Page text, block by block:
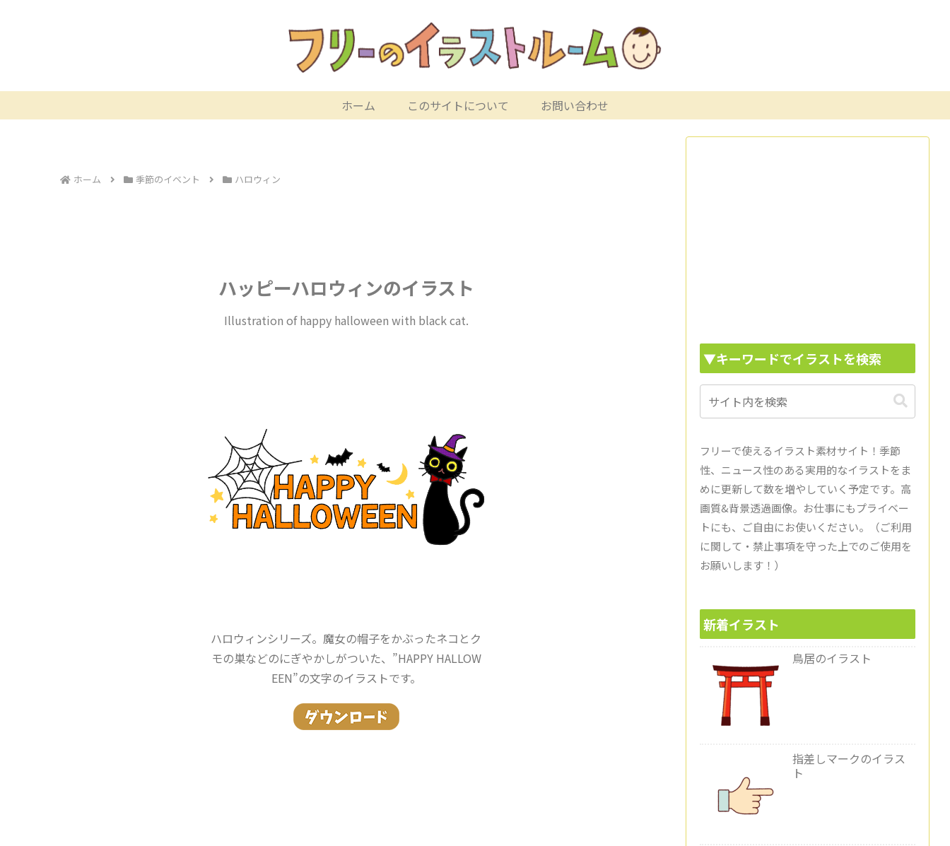
ホーム このサイトについて お問い合わせ
ホーム 季節のイベント ハロウィン
ハッピーハロウィンのイラスト
Illustration of happy halloween with black cat.
ハロウィンシリーズ。魔女の帽子をかぶったネコとク
モの巣などのにぎやかしがついた、”HAPPY HALLOW
EEN”の文字のイラストです。
▼キーワードでイラストを検索
フリーで使えるイラスト素材サイト！季節
性、ニュース性のある実用的なイラストをま
めに更新して数を増やしていく予定です。高
画質&背景透過画像。お仕事にもプライベー
トにも、ご自由にお使いください。（ご利用
に関して・禁止事項を守った上でのご使用を
お願いします！）
新着イラスト
鳥居のイラスト
指差しマークのイラス
ト